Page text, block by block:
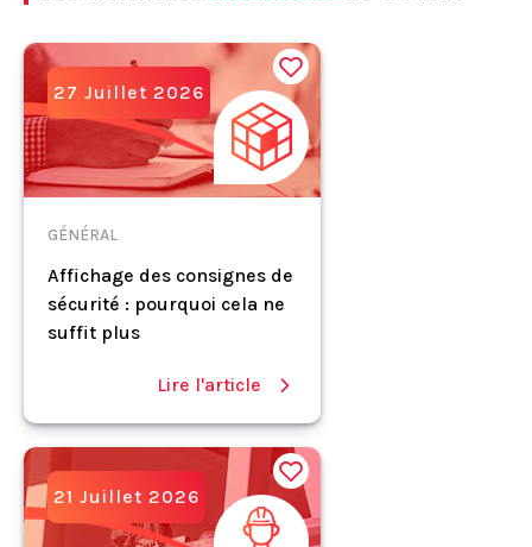
27 Juillet 2026
GÉNÉRAL
Affichage des consignes de
sécurité : pourquoi cela ne
suffit plus
Lire l'article
21 Juillet 2026